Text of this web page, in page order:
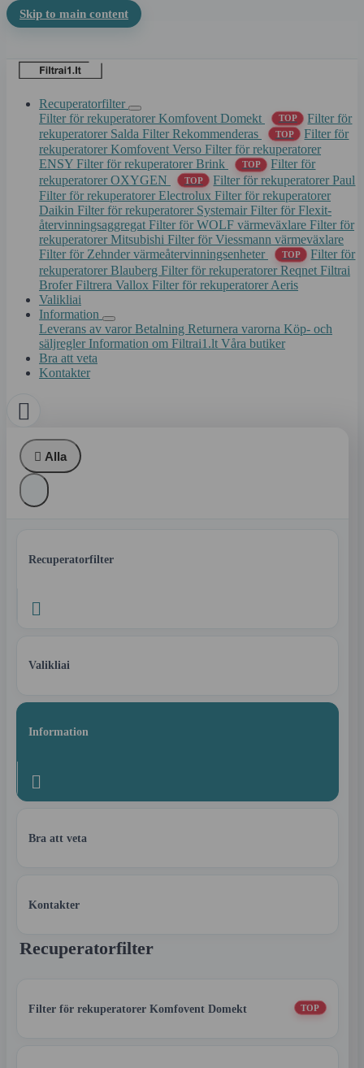
Skip to main content
Recuperatorfilter
Filter för rekuperatorer Komfovent Domekt
TOP
Filter för
rekuperatorer Salda Filter Rekommenderas TOP
Filter för
rekuperatorer Komfovent Verso Filter för rekuperatorer
ENSY Filter för rekuperatorer Brink TOP
Filter för
rekuperatorer OXYGEN
TOP
Filter för rekuperatorer Paul
Filter för rekuperatorer Electrolux Filter för rekuperatorer
Daikin Filter för rekuperatorer Systemair Filter för Flexit-
återvinningsaggregat Filter för WOLF värmeväxlare Filter för
rekuperatorer Mitsubishi Filter för Viessmann värmeväxlare
Filter för Zehnder värmeåtervinningsenheter
TOP
Filter för
rekuperatorer Blauberg Filter för rekuperatorer Reqnet Filtrai
Brofer Filtrera Vallox Filter för rekuperatorer Aeris
Valikliai
Information
Leverans av varor Betalning Returnera varorna Köp- och
säljregler Information om Filtrai1.lt Våra butiker
Bra att veta
Kontakter

 Alla
Recuperatorfilter

Valikliai
Information

Bra att veta
Kontakter
Recuperatorfilter
Filter för rekuperatorer Komfovent Domekt TOP